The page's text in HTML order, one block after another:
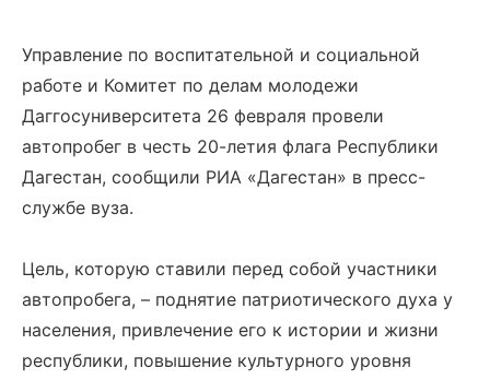
Управление по воспитательной и социальной
работе и Комитет по делам молодежи
Даггосуниверситета 26 февраля провели
автопробег в честь 20-летия флага Республики
Дагестан, сообщили РИА «Дагестан» в пресс-
службе вуза.
Цель, которую ставили перед собой участники
автопробега, – поднятие патриотического духа у
населения, привлечение его к истории и жизни
республики, повышение культурного уровня